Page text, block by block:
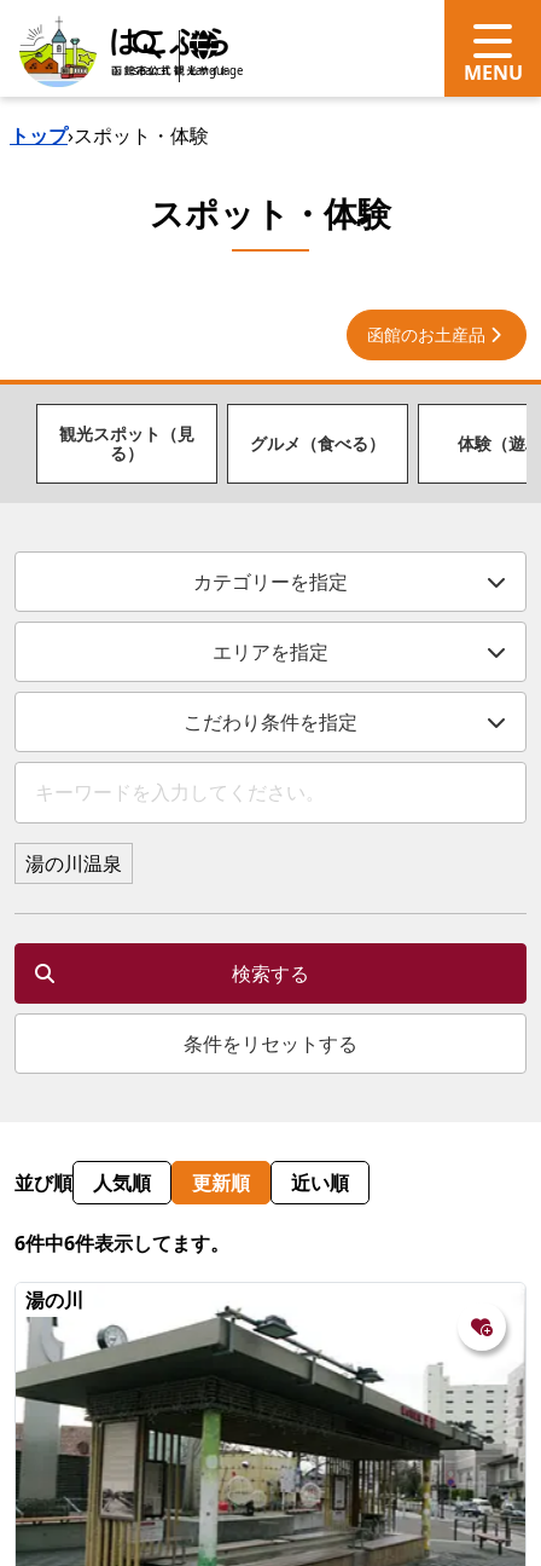
search Language
トップ›スポット・体験
スポット・体験
函館のお土産品
観光スポット（見
る）
グルメ（食べる） 体験（遊
カテゴリーを指定
エリアを指定
こだわり条件を指定
湯の川温泉
検索する
条件をリセットする
並び順 人気順 更新順 近い順
6件中6件表示してます。
湯の川